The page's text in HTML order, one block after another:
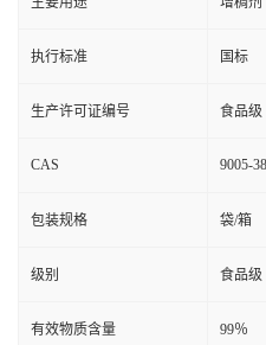
执行标准 国标
生产许可证编号 食品级
CAS 9005-
包装规格 袋/箱
级别 食品级
有效物质含量 99％